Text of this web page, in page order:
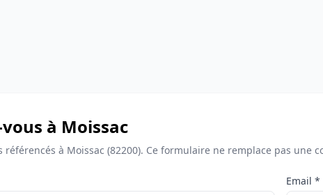
à Moissac
référencés à Moissac (82200). Ce formulaire ne remplace pas une
Email *